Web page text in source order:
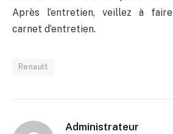
Après l’entretien, veillez à
carnet d’entretien.
Renault
Administrateur